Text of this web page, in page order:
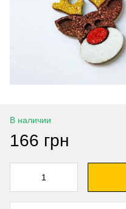
В наличии
166 грн